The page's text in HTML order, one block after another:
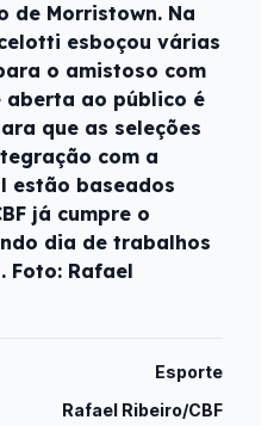
de Morristown. Na
esboçou várias
o amistoso com
aberta ao público é
que as seleções
com a
estão baseados
já cumpre o
dia de trabalhos
Foto: Rafael
Esporte
Rafael Ribeiro/CBF